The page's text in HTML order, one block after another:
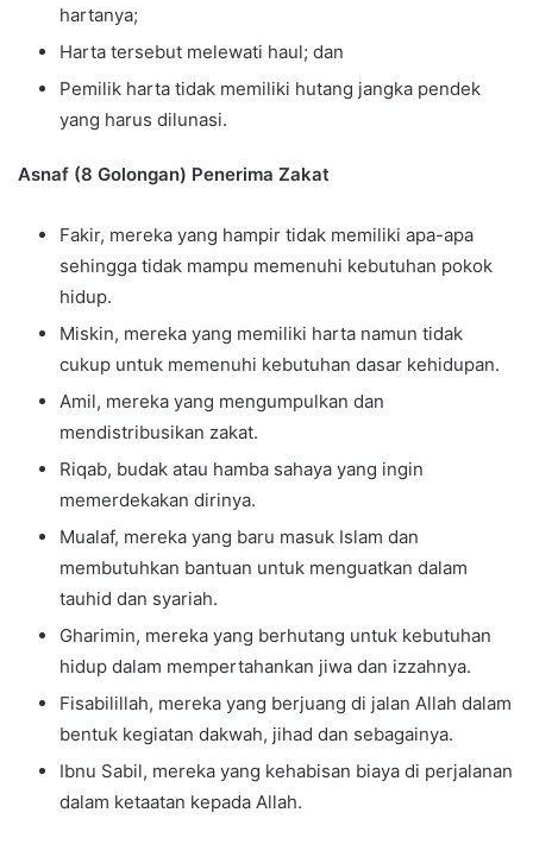
hartanya;
Harta tersebut melewati haul; dan
Pemilik harta tidak memiliki hutang jangka pendek
yang harus dilunasi.
Asnaf (8 Golongan) Penerima Zakat
Fakir, mereka yang hampir tidak memiliki apa-apa
sehingga tidak mampu memenuhi kebutuhan pokok
hidup.
Miskin, mereka yang memiliki harta namun tidak
cukup untuk memenuhi kebutuhan dasar kehidupan.
Amil, mereka yang mengumpulkan dan
mendistribusikan zakat.
Riqab, budak atau hamba sahaya yang ingin
memerdekakan dirinya.
Mualaf, mereka yang baru masuk Islam dan
membutuhkan bantuan untuk menguatkan dalam
tauhid dan syariah.
Gharimin, mereka yang berhutang untuk kebutuhan
hidup dalam mempertahankan jiwa dan izzahnya.
Fisabilillah, mereka yang berjuang di jalan Allah dalam
bentuk kegiatan dakwah, jihad dan sebagainya.
Ibnu Sabil, mereka yang kehabisan biaya di perjalanan
dalam ketaatan kepada Allah.